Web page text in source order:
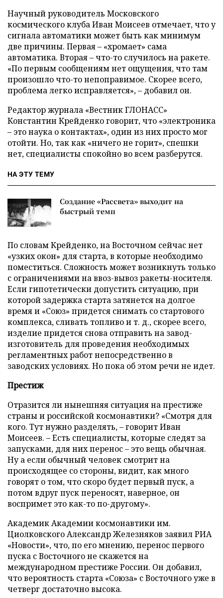
Научный руководитель Московского
космического клуба Иван Моисеев отмечает, что у
сигнала автоматики может быть как минимум
две причины. Первая – «хромает» сама
автоматика. Вторая – что-то случилось на ракете.
«По первым сообщениям нет ощущения, что там
произошло что-то непоправимое. Скорее всего,
проблема легко исправляется», – добавил он.
Редактор журнала «Вестник ГЛОНАСС»
Константин Крейденко говорит, что «электроника
– это наука о контактах», один из них просто мог
отойти. Но, так как «ничего не горит», спешки
нет, специалисты спокойно во всем разберутся.
НА ЭТУ ТЕМУ
Создание «Рассвета» выходит на
быстрый темп
По словам Крейденко, на Восточном сейчас нет
«узких окон» для старта, в которые необходимо
поместиться. Сложность может возникнуть только
с ограничениями на ввоз-вывоз ракеты-носителя.
Если гипотетически допустить ситуацию, при
которой задержка старта затянется на долгое
время и «Союз» придется снимать со стартового
комплекса, сливать топливо и т. д., скорее всего,
изделие придется снова отправить на завод-
изготовитель для проведения необходимых
регламентных работ непосредственно в
заводских условиях. Но пока об этом речи не идет.
Престиж
Отразится ли нынешняя ситуация на престиже
страны и российской космонавтики? «Смотря для
кого. Тут нужно разделять, – говорит Иван
Моисеев. – Есть специалисты, которые следят за
запусками, для них перенос – это вещь обычная.
Ну а если обычный человек смотрит на
происходящее со стороны, видит, как много
говорят о том, что скоро будет первый пуск, а
потом вдруг пуск переносят, наверное, он
воспримет это как-то по-другому».
Академик Академии космонавтики им.
Циолковского Александр Железняков заявил РИА
«Новости», что, по его мнению, перенос первого
пуска с Восточного не скажется на
международном престиже России. Он добавил,
что вероятность старта «Союза» с Восточного уже в
четверг достаточно высока.